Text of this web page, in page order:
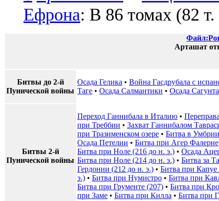
Ефрона: В 86 томах (82
Арташат
Битвы до 2-й
Пунической войны
Осада Гелика • Война Гасдрубала с
Таге • Осада Салмантики • Осада Сагунта
Битвы 2-й
Пунической войны
Переход Ганнибала в Италию •
при Треббии • Захват Ганнибалом
при Тразименском озере • Битва в Умбрии
Осада Петелии • Битва при Агер Фалерне
Битва при Ноле (216 до н. э.) • Осада
Битва при Ноле (214 до н. э.) • Битва за
Гердонии (212 до н. э.) • Битва при Капуе
э.) • Битва при Нумистро • Битва при
Битва при Грументе (207) • Битва при
при Заме • Битва при Килла • Битва при